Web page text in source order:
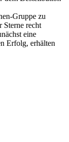
Gruppe zu
Sterne recht
eine
Erfolg, erhälten